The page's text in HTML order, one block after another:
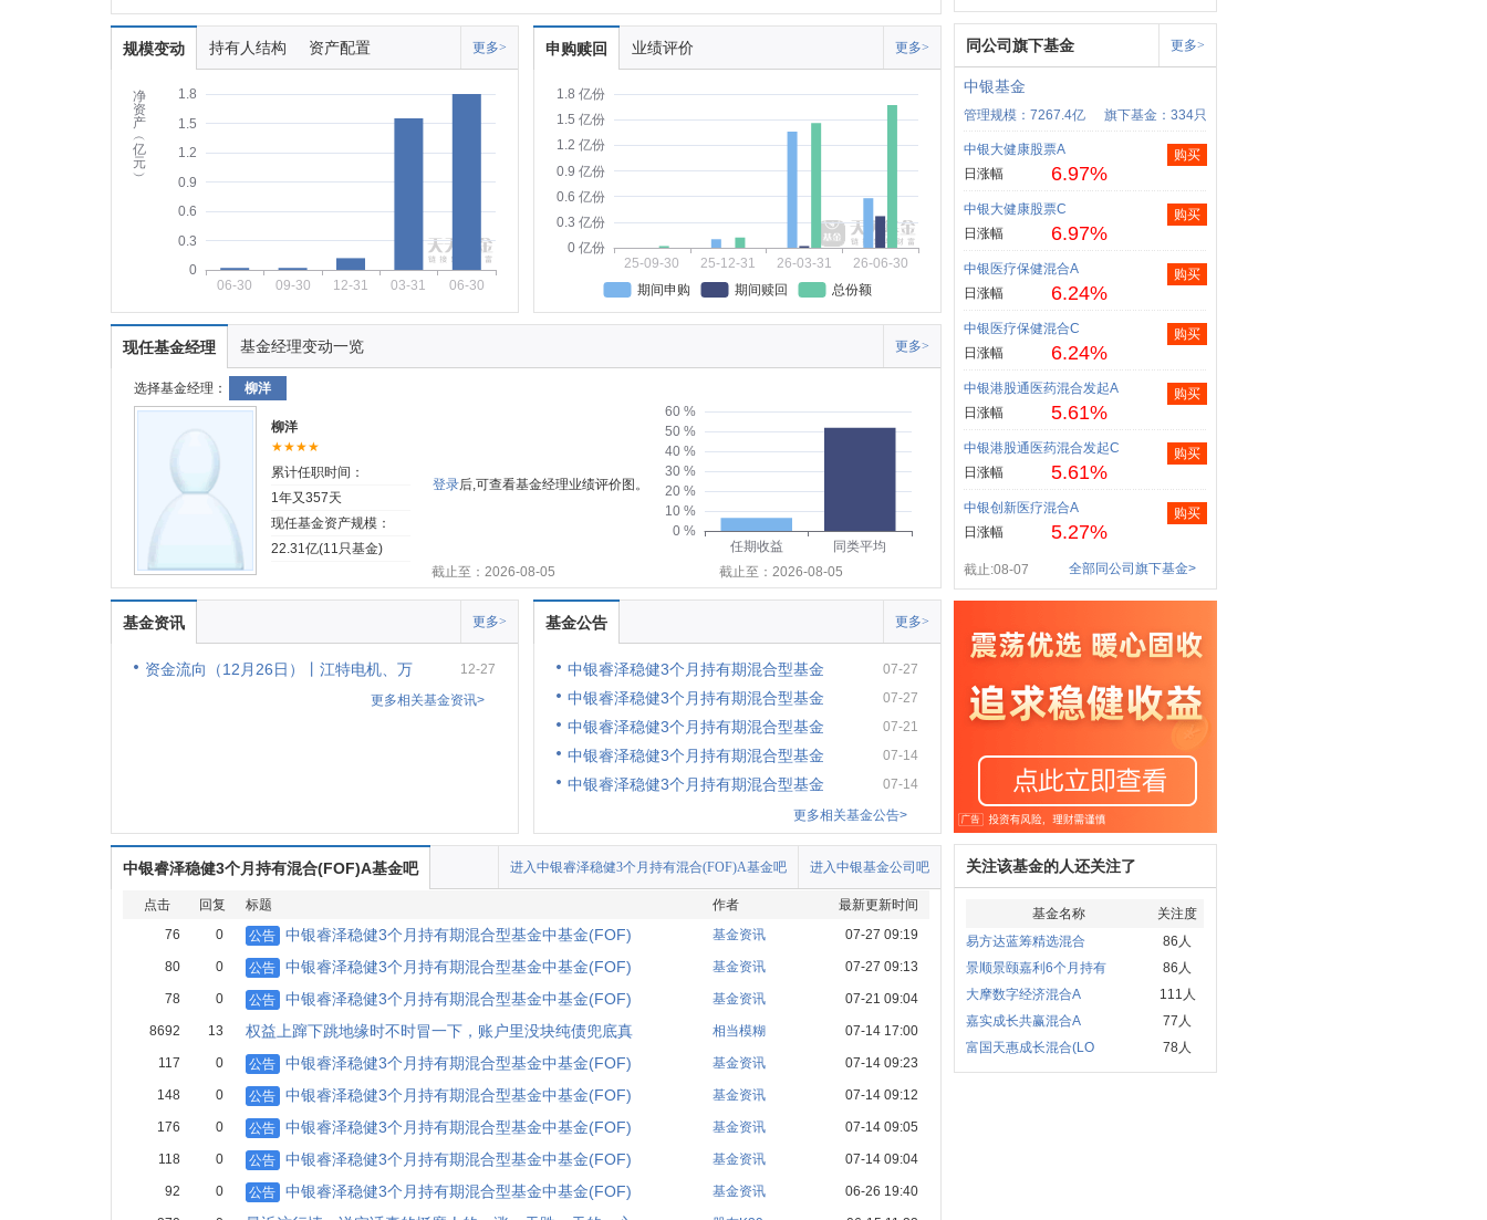
规模变动 持有人结构 资产配置 更多>
净
资
产
︵
亿
元
︶
0
0.3
0.6
0.9
1.2
1.5
1.8
06-30 09-30 12-31 03-31 06-30
申购赎回 业绩评价 更多>
0 亿份
0.3 亿份
0.6 亿份
0.9 亿份
1.2 亿份
1.5 亿份
1.8 亿份
25-09-30 25-12-31 26-03-31
26-06-30
期间申购
期间赎回 总份额
现任基金经理 基金经理变动一览 更多>
选择基金经理： 柳洋
柳洋
★★★★
累计任职时间：
1年又357天
现任基金资产规模：
22.31亿(11只基金)
登录后,可查看基金经理业绩评价图。
0 %
10 %
20 %
30 %
40 %
50 %
60 %
任期收益
同类平均
截止至：2026-08-05
截止至：2026-08-05
基金资讯 更多>
资金流向（12月26日）丨江特电机、万
12-27
更多相关基金资讯>
基金公告 更多>
中银睿泽稳健3个月持有期混合型基金 07-27
中银睿泽稳健3个月持有期混合型基金 07-27
中银睿泽稳健3个月持有期混合型基金 07-21
中银睿泽稳健3个月持有期混合型基金 07-14
中银睿泽稳健3个月持有期混合型基金
07-14
更多相关基金公告>
中银睿泽稳健3个月持有混合(FOF)A基金吧 进入中银基金公司吧
进入中银睿泽稳健3个月持有混合(FOF)A基金吧
点击 回复 标题 作者
最新更新时间
76
0 公告 中银睿泽稳健3个月持有期混合型基金中基金(FOF) 基金资讯 07-27 09:19
80 0 公告 中银睿泽稳健3个月持有期混合型基金中基金(FOF) 基金资讯 07-27 09:13
78 0 公告 中银睿泽稳健3个月持有期混合型基金中基金(FOF) 基金资讯 07-21 09:04
8692 13 权益上蹿下跳地缘时不时冒一下，账户里没块纯债兜底真 相当模糊 07-14 17:00
117 0 公告 中银睿泽稳健3个月持有期混合型基金中基金(FOF) 基金资讯 07-14 09:23
148 0 公告 中银睿泽稳健3个月持有期混合型基金中基金(FOF) 基金资讯 07-14 09:12
176 0 公告 中银睿泽稳健3个月持有期混合型基金中基金(FOF) 基金资讯 07-14 09:05
118 0 公告 中银睿泽稳健3个月持有期混合型基金中基金(FOF) 基金资讯 07-14 09:04
92 0 公告 中银睿泽稳健3个月持有期混合型基金中基金(FOF) 基金资讯 06-26 19:40
同公司旗下基金 更多>
中银基金
管理规模：7267.4亿 旗下基金：334只
中银大健康股票A
日涨幅
6.97%
购买
中银大健康股票C
日涨幅
6.97%
购买
中银医疗保健混合A
日涨幅
6.24%
购买
中银医疗保健混合C
日涨幅
6.24%
购买
中银港股通医药混合发起A
日涨幅
5.61%
购买
中银港股通医药混合发起C
日涨幅
5.61%
购买
中银创新医疗混合A
日涨幅
5.27%
购买
截止:08-07 全部同公司旗下基金>
关注该基金的人还关注了
基金名称
关注度
易方达蓝筹精选混合
86人
景顺景颐嘉利6个月持有
86人
大摩数字经济混合A
111人
嘉实成长共赢混合A
77人
富国天惠成长混合(LO
78人